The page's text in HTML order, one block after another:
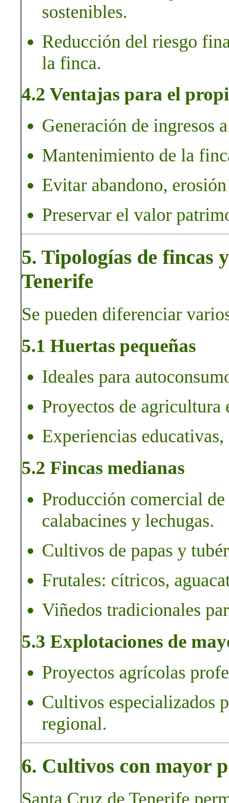
sostenibles.
Reducción del riesgo
la finca.
4.2 Ventajas para el
Generación de ingresos
Mantenimiento de la
Evitar abandono,
Preservar el valor
5. Tipologías de fincas
Tenerife
Se pueden diferenciar
5.1 Huertas pequeñas
Ideales para
Proyectos de agricultura
Experiencias
5.2 Fincas medianas
Producción comercial
calabacines y lechugas.
Cultivos de papas y
Frutales: cítricos,
Viñedos tradicionales
5.3 Explotaciones de
Proyectos agrícolas
Cultivos especializados
regional.
6. Cultivos con mayor